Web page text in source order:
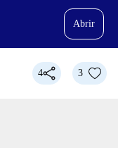
Abrir
4 3